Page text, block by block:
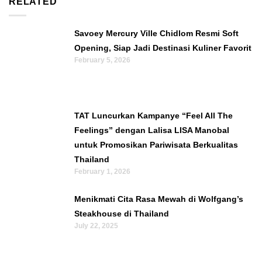
Savoey Mercury Ville Chidlom Resmi Soft
Opening, Siap Jadi Destinasi Kuliner Favorit
February 5, 2026
TAT Luncurkan Kampanye “Feel All The
Feelings” dengan Lalisa LISA Manobal
untuk Promosikan Pariwisata Berkualitas
Thailand
February 1, 2026
Menikmati Cita Rasa Mewah di Wolfgang’s
Steakhouse di Thailand
July 22, 2025